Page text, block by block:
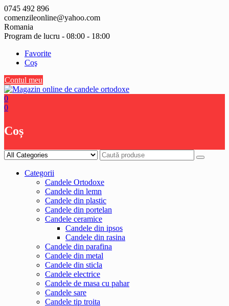
Skip
to
content
0745 492 896
comenzileonline@yahoo.com
Romania
Program de lucru - 08:00 - 18:00
Favorite
Coş
Contul meu
0
0
Coș
Categorii
Candele Ortodoxe
Candele din lemn
Candele din plastic
Candele din portelan
Candele ceramice
Candele din ipsos
Candele din rasina
Candele din parafina
Candele din metal
Candele din sticla
Candele electrice
Candele de masa cu pahar
Candele sare
Candele tip troita